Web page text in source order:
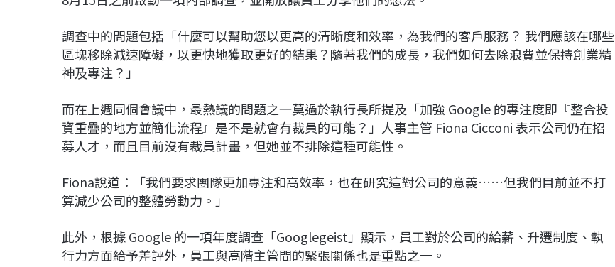
調查中的問題包括「什麼可以幫助您以更高的清晰度和效率，為我們的客戶服務？ 我們應該在哪些
區塊移除減速障礙，以更快地獲取更好的結果？隨著我們的成長，我們如何去除浪費並保持創業精
神及專注？」
而在上週同個會議中，最熱議的問題之一莫過於執行長所提及「加強 Google 的專注度即『整合投
資重疊的地方並簡化流程』是不是就會有裁員的可能？」人事主管 Fiona Cicconi 表示公司仍在招
募人才，而且目前沒有裁員計畫，但她並不排除這種可能性。
Fiona說道：「我們要求團隊更加專注和高效率，也在研究這對公司的意義……但我們目前並不打
算減少公司的整體勞動力。」
此外，根據 Google 的一項年度調查「Googlegeist」顯示，員工對於公司的給薪、升遷制度、執
行力方面給予差評外，員工與高階主管間的緊張關係也是重點之一。